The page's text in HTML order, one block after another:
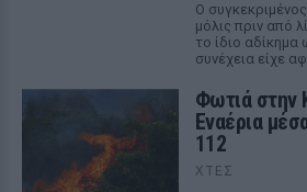
Ο
μόλις πριν από
το ίδιο
συνέχεια είχε
Φωτιά στην
Εναέρια
112
ΧΤΕΣ